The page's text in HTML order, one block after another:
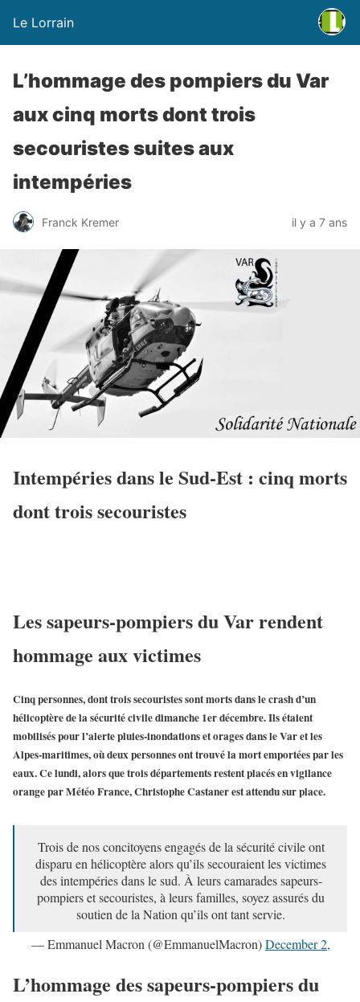
Le Lorrain
L’hommage des pompiers du Var
aux cinq morts dont trois
secouristes suites aux
intempéries
Franck Kremer il y a 7 ans
Intempéries dans le Sud-Est : cinq morts
dont trois secouristes
Les sapeurs-pompiers du Var rendent
hommage aux victimes
Cinq personnes, dont trois secouristes sont morts dans le crash d’un
hélicoptère de la sécurité civile dimanche 1er décembre. Ils étaient
mobilisés pour l’alerte pluies-inondations et orages dans le Var et les
Alpes-maritimes, où deux personnes ont trouvé la mort emportées par les
eaux. Ce lundi, alors que trois départements restent placés en vigilance
orange par Météo France, Christophe Castaner est attendu sur place.
Trois de nos concitoyens engagés de la sécurité civile ont
disparu en hélicoptère alors qu’ils secouraient les victimes
des intempéries dans le sud. À leurs camarades sapeurs-
pompiers et secouristes, à leurs familles, soyez assurés du
soutien de la Nation qu’ils ont tant servie.
— Emmanuel Macron (@EmmanuelMacron)December 2,
L’hommage des sapeurs-pompiers du